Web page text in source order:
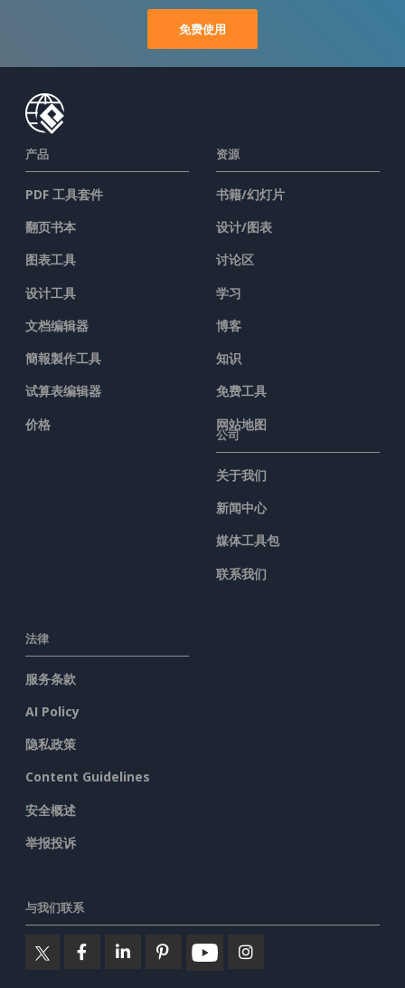
免费使用
产品
PDF 工具套件
翻页书本
图表工具
设计工具
文档编辑器
簡報製作工具
试算表编辑器
价格
资源
书籍/幻灯片
设计/图表
讨论区
学习
博客
知识
免费工具
网站地图
公司
关于我们
新闻中心
媒体工具包
联系我们
法律
服务条款
AI Policy
隐私政策
Content Guidelines
安全概述
举报投诉
与我们联系